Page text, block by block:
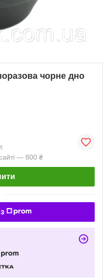
чорне дно
— 800 ₴